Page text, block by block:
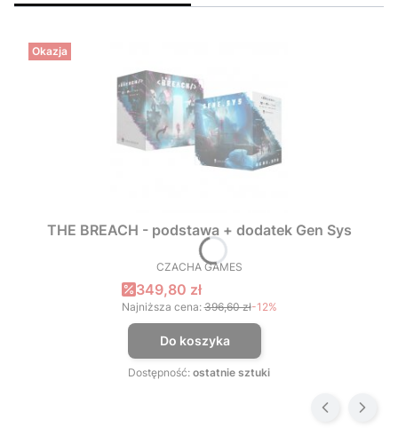
Okazja
THE BREACH - podstawa + dodatek Gen Sys
PRODUCENT
CZACHA GAMES
Cena promocyjna
349,80 zł
Najniższa cena: 396,60 zł-12%
Do koszyka
Dostępność: ostatnie sztuki